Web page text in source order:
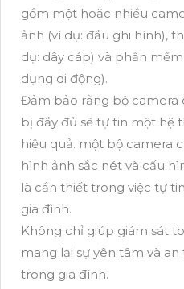
gồm một hoặc nhiều
ảnh (ví dụ: đầu ghi hình),
dụ: dây cáp) và phần
dụng di động).
Đảm bảo rằng bộ camera
bị đầy đủ sẽ tự tin một hệ
hiệu quả. một bộ camera
hình ảnh sắc nét và cấu
là cần thiết trong việc tự
gia đình.
Không chỉ giúp giám sát
mang lại sự yên tâm và
trong gia đình.